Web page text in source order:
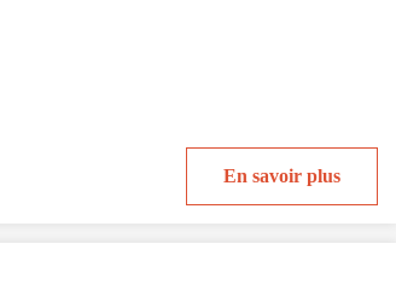
En savoir plus